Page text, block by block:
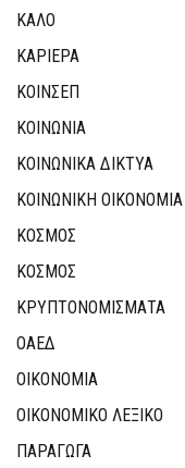
ΚΑΛΟ
ΚΑΡΙΕΡΑ
ΚΟΙΝΣΕΠ
ΚΟΙΝΩΝΙΑ
ΚΟΙΝΩΝΙΚΆ ΔΊΚΤΥΑ
ΚΟΙΝΩΝΙΚΉ ΟΙΚΟΝΟΜΊΑ
ΚΟΣΜΟΣ
ΚΟΣΜΟΣ
ΚΡΥΠΤΟΝΟΜΊΣΜΑΤΑ
ΟΑΕΔ
ΟΙΚΟΝΟΜΙΑ
ΟΙΚΟΝΟΜΙΚΟ ΛΕΞΙΚΟ
ΠΑΡΑΓΩΓΑ